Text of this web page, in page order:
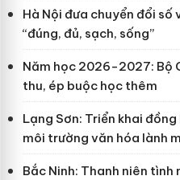
Hà Nội đưa chuyển đổi số
“đúng, đủ, sạch, sống”
Năm học 2026-2027: Bộ
thu, ép buộc học thêm
Lạng Sơn: Triển khai
môi trường văn hóa lành
Bắc Ninh: Thanh niên